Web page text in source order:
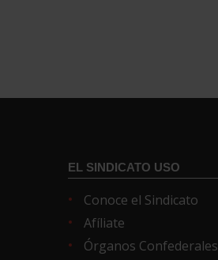
EL SINDICATO USO
Conoce el Sindicato
Afíliate
Órganos Confederales